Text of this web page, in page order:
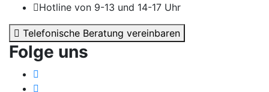
Hotline von 9-13 und 14-17 Uhr
Telefonische Beratung vereinbaren
Folge uns